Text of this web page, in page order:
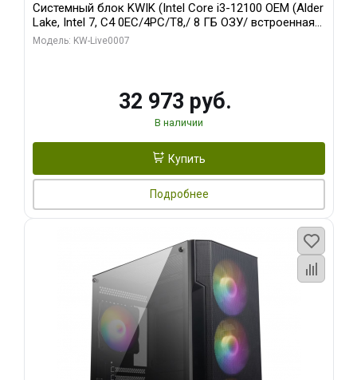
Системный блок KWIK (Intel Core i3-12100 OEM (Alder
Lake, Intel 7, C4 0EC/4PC/T8,/ 8 ГБ ОЗУ/ встроенная
графика/ 128 ГБ SSD)
Модель: KW-Live0007
32 973 руб.
В наличии
Купить
Подробнее